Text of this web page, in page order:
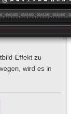
Effekt zu
wird es in